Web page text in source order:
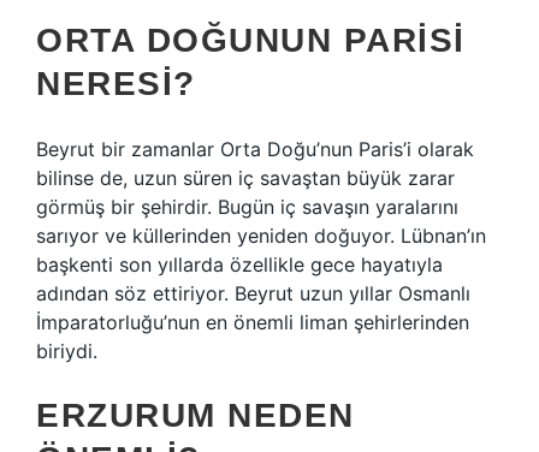
ORTA DOĞUNUN PARISI
NERESI?
Beyrut bir zamanlar Orta Doğu’nun Paris’i olarak
bilinse de, uzun süren iç savaştan büyük zarar
görmüş bir şehirdir. Bugün iç savaşın yaralarını
sarıyor ve küllerinden yeniden doğuyor. Lübnan’ın
başkenti son yıllarda özellikle gece hayatıyla
adından söz ettiriyor. Beyrut uzun yıllar Osmanlı
İmparatorluğu’nun en önemli liman şehirlerinden
biriydi.
ERZURUM NEDEN